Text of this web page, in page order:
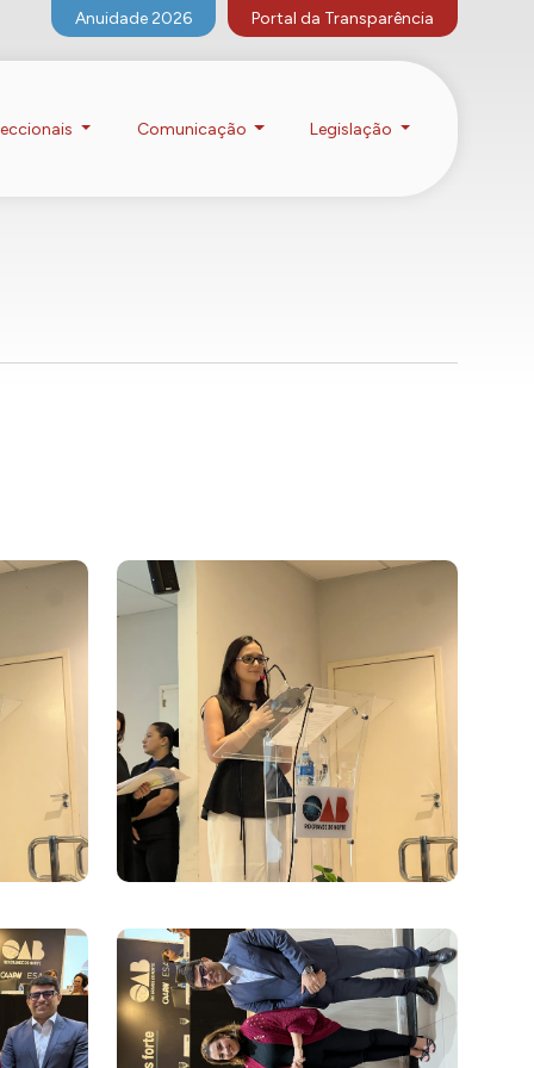
Portal da Transparência
Anuidade 2026
Comunicação Legislação